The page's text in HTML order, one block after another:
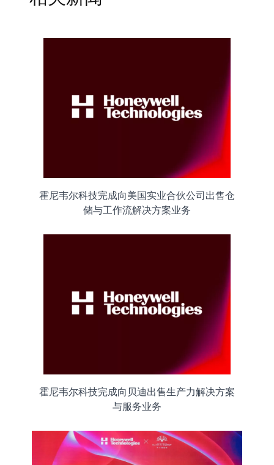
霍尼韦尔科技完成向美国实业合伙公司出售仓
储与工作流解决方案业务
霍尼韦尔科技完成向贝迪出售生产力解决方案
与服务业务